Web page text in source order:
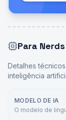
Para Nerds
Detalhes
inteligência
MODELO DE IA
O modelo de